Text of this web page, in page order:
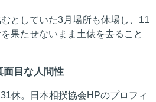
としていた3月場所も休場し、11
果たせないまま土俵を去ること
面目な人間性
休。日本相撲協会HPのプロフィ